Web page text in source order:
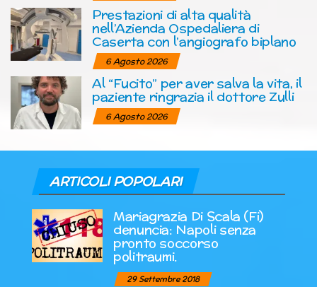
Prestazioni di alta qualità
nell’Azienda Ospedaliera di
Caserta con l’angiografo biplano
6 Agosto 2026
Al “Fucito” per aver salva la vita, il
paziente ringrazia il dottore Zulli
6 Agosto 2026
ARTICOLI POPOLARI
Mariagrazia Di Scala (Fi)
denuncia: Napoli senza
pronto soccorso
politraumi.
29 Settembre 2018